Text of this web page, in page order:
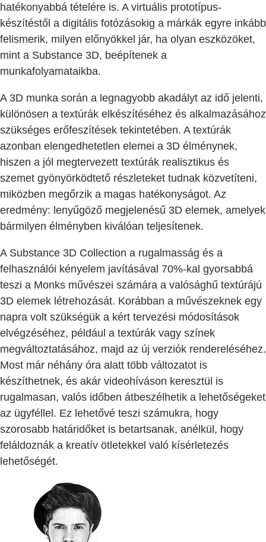
hatékonyabbá tételére is. A virtuális prototípus-
készítéstől a digitális fotózásokig a márkák egyre inkább
felismerik, milyen előnyökkel jár, ha olyan eszközöket,
mint a Substance 3D, beépítenek a
munkafolyamataikba.
A 3D munka során a legnagyobb akadályt az idő jelenti,
különösen a textúrák elkészítéséhez és alkalmazásához
szükséges erőfeszítések tekintetében. A textúrák
azonban elengedhetetlen elemei a 3D élménynek,
hiszen a jól megtervezett textúrák realisztikus és
szemet gyönyörködtető részleteket tudnak közvetíteni,
miközben megőrzik a magas hatékonyságot. Az
eredmény: lenyűgöző megjelenésű 3D elemek, amelyek
bármilyen élményben kiválóan teljesítenek.
A Substance 3D Collection a rugalmasság és a
felhasználói kényelem javításával 70%-kal gyorsabbá
teszi a Monks művészei számára a valósághű textúrájú
3D elemek létrehozását. Korábban a művészeknek egy
napra volt szükségük a kért tervezési módosítások
elvégzéséhez, például a textúrák vagy színek
megváltoztatásához, majd az új verziók rendereléséhez.
Most már néhány óra alatt több változatot is
készíthetnek, és akár videohíváson keresztül is
rugalmasan, valós időben átbeszélhetik a lehetőségeket
az ügyféllel. Ez lehetővé teszi számukra, hogy
szorosabb határidőket is betartsanak, anélkül, hogy
feláldoznák a kreatív ötletekkel való kísérletezés
lehetőségét.